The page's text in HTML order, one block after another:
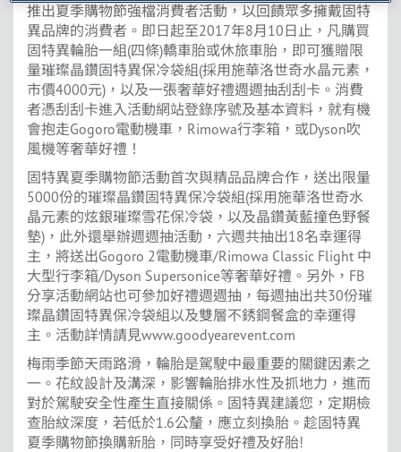
推出夏季購物節強檔消費者活動，以回饋眾多擁戴固特
異品牌的消費者。即日起至2017年8月10日止，凡購買
固特異輪胎一組(四條)轎車胎或休旅車胎，即可獲贈限
量璀璨晶鑽固特異保冷袋組(採用施華洛世奇水晶元素，
市價4000元)，以及一張奢華好禮週週抽刮刮卡。消費
者憑刮刮卡進入活動網站登錄序號及基本資料，就有機
會抱走Gogoro電動機車，Rimowa行李箱，或Dyson吹
風機等奢華好禮！
固特異夏季購物節活動首次與精品品牌合作，送出限量
5000份的璀璨晶鑽固特異保冷袋組(採用施華洛世奇水
晶元素的炫銀璀璨雪花保冷袋，以及晶鑽黃藍撞色野餐
墊)，此外還舉辦週週抽活動，六週共抽出18名幸運得
主，將送出Gogoro 2電動機車/Rimowa Classic Flight 中
大型行李箱/Dyson Supersonice等奢華好禮。另外，FB
分享活動網站也可參加好禮週週抽，每週抽出共30份璀
璨晶鑽固特異保冷袋組以及雙層不銹鋼餐盒的幸運得
主。活動詳情請見www.goodyearevent.com
梅雨季節天雨路滑，輪胎是駕駛中最重要的關鍵因素之
一。花紋設計及溝深，影響輪胎排水性及抓地力，進而
對於駕駛安全性產生直接關係。固特異建議您，定期檢
查胎紋深度，若低於1.6公釐，應立刻換胎。趁固特異
夏季購物節換購新胎，同時享受好禮及好胎!